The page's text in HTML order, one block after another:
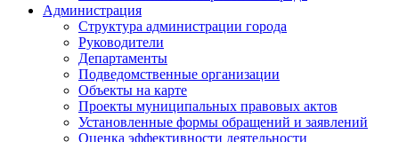
Администрация
Структура администрации города
Руководители
Департаменты
Подведомственные организации
Объекты на карте
Проекты муниципальных правовых актов
Установленные формы обращений и заявлений
Оценка эффективности деятельности